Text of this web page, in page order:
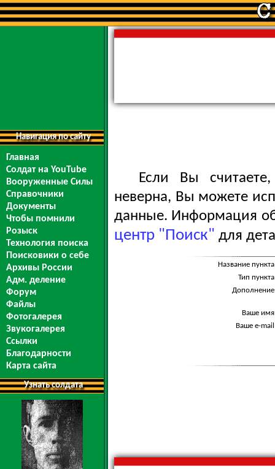
Навигация по сайту
Главная
Солдат на YouTube
Вооруженные Силы
Справочники
Документы
Чтобы помнили
Розыск
Технология поиска
Поисковики о себе
Архивы России
Адм. деление
Форум
Файлы
Фотогалерея
Звукогалерея
Ссылки
Благодарности
Карта сайта
Узнать солдата
Если Вы
неверна, Вы можете
данные. Информация
центр "Поиск" для
Название
Тип
Ваше
Ваше e-